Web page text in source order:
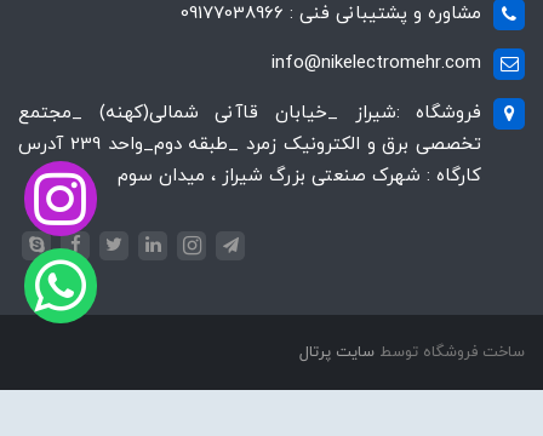
مشاوره و پشتیبانی فنی : 09177038966
info@nikelectromehr.com
فروشگاه :شیراز _خیابان قاآنی شمالی(کهنه) _مجتمع
تخصصی برق و الکترونیک زمرد _طبقه دوم_واحد 239 آدرس
کارگاه : شهرک صنعتی بزرگ شیراز ، میدان سوم
ساخت فروشگاه توسط سایت پرتال